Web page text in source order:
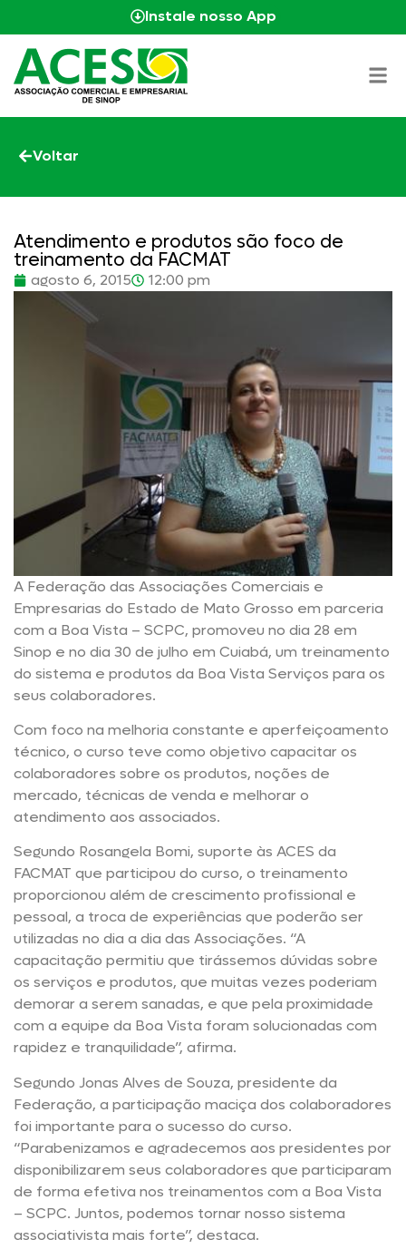
Instale nosso App
Voltar
Atendimento e produtos são foco de
treinamento da FACMAT
agosto 6, 2015 12:00 pm
A Federação das Associações Comerciais e
Empresarias do Estado de Mato Grosso em parceria
com a Boa Vista – SCPC, promoveu no dia 28 em
Sinop e no dia 30 de julho em Cuiabá, um treinamento
do sistema e produtos da Boa Vista Serviços para os
seus colaboradores.
Com foco na melhoria constante e aperfeiçoamento
técnico, o curso teve como objetivo capacitar os
colaboradores sobre os produtos, noções de
mercado, técnicas de venda e melhorar o
atendimento aos associados.
Segundo Rosangela Bomi, suporte às ACES da
FACMAT que participou do curso, o treinamento
proporcionou além de crescimento profissional e
pessoal, a troca de experiências que poderão ser
utilizadas no dia a dia das Associações. “A
capacitação permitiu que tirássemos dúvidas sobre
os serviços e produtos, que muitas vezes poderiam
demorar a serem sanadas, e que pela proximidade
com a equipe da Boa Vista foram solucionadas com
rapidez e tranquilidade”, afirma.
Segundo Jonas Alves de Souza, presidente da
Federação, a participação maciça dos colaboradores
foi importante para o sucesso do curso.
“Parabenizamos e agradecemos aos presidentes por
disponibilizarem seus colaboradores que participaram
de forma efetiva nos treinamentos com a Boa Vista
– SCPC. Juntos, podemos tornar nosso sistema
associativista mais forte”, destaca.